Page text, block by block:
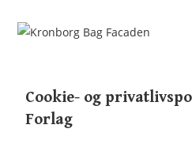
Cookie- og
Forlag